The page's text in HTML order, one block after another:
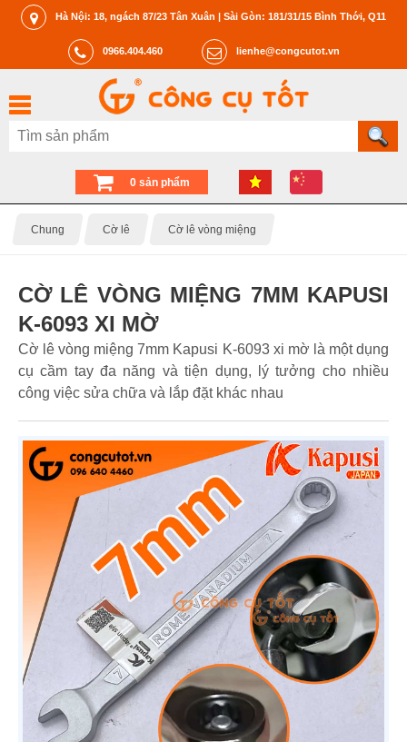
Hà Nội: 18, ngách 87/23 Tân Xuân | Sài Gòn: 181/31/15 Bình Thới, Q11
0966.404.460 lienhe@congcutot.vn
0 sản phẩm
Chung Cờ lê Cờ lê vòng miệng
CỜ LÊ VÒNG MIỆNG 7MM KAPUSI
K-6093 XI MỜ
Cờ lê vòng miệng 7mm Kapusi K-6093 xi mờ là một dụng
cụ cầm tay đa năng và tiện dụng, lý tưởng cho nhiều
công việc sửa chữa và lắp đặt khác nhau